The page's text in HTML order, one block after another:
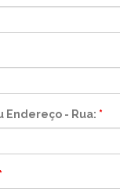
Endereço - Rua: *
*